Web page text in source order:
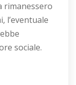
rimanessero
l’eventuale
sociale.